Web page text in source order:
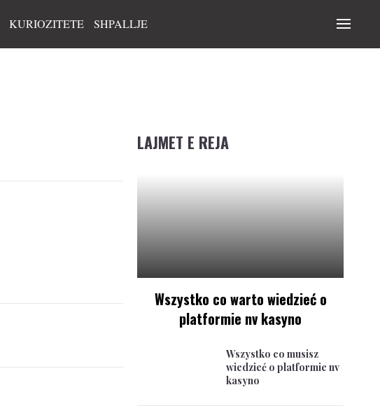
KURIOZITETE SHPALLJE
LAJMET E REJA
Wszystko co warto wiedzieć o
platformie nv kasyno
Wszystko co musisz
wiedzieć o platformie nv
kasyno